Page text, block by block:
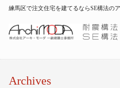
練馬区で注文住宅を建てるならSE構法の
Archives